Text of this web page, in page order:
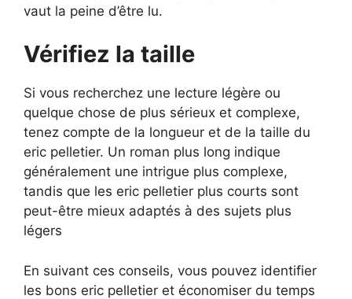
vaut la peine d’être lu.
Vérifiez la taille
Si vous recherchez une lecture légère ou
quelque chose de plus sérieux et complexe,
tenez compte de la longueur et de la taille du
eric pelletier. Un roman plus long indique
généralement une intrigue plus complexe,
tandis que les eric pelletier plus courts sont
peut-être mieux adaptés à des sujets plus
légers
En suivant ces conseils, vous pouvez identifier
les bons eric pelletier et économiser du temps